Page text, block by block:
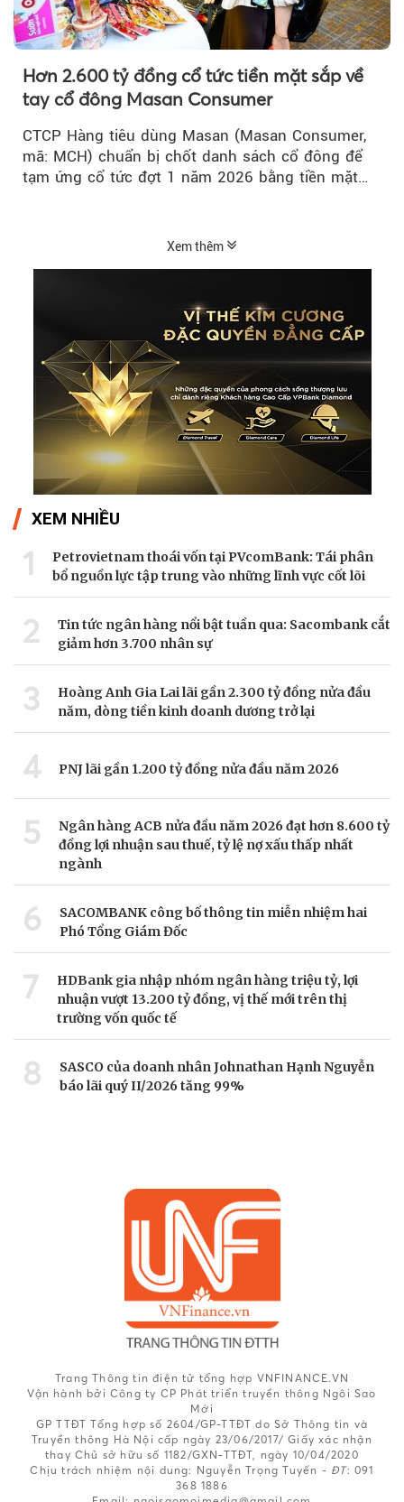
Hơn 2.600 tỷ đồng cổ tức tiền mặt sắp về
tay cổ đông Masan Consumer
CTCP Hàng tiêu dùng Masan (Masan Consumer,
mã: MCH) chuẩn bị chốt danh sách cổ đông để
tạm ứng cổ tức đợt 1 năm 2026 bằng tiền mặt
Xem thêm
XEM NHIỀU
1
Petrovietnam thoái vốn tại PVcomBank: Tái phân
bổ nguồn lực tập trung vào những lĩnh vực cốt lõi
2
Tin tức ngân hàng nổi bật tuần qua: Sacombank cắt
giảm hơn 3.700 nhân sự
3
Hoàng Anh Gia Lai lãi gần 2.300 tỷ đồng nửa đầu
năm, dòng tiền kinh doanh dương trở lại
4 PNJ lãi gần 1.200 tỷ đồng nửa đầu năm 2026
5
Ngân hàng ACB nửa đầu năm 2026 đạt hơn 8.600 tỷ
đồng lợi nhuận sau thuế, tỷ lệ nợ xấu thấp nhất
ngành
6
SACOMBANK công bố thông tin miễn nhiệm hai
Phó Tổng Giám Đốc
7
HDBank gia nhập nhóm ngân hàng triệu tỷ, lợi
nhuận vượt 13.200 tỷ đồng, vị thế mới trên thị
trường vốn quốc tế
8
SASCO của doanh nhân Johnathan Hạnh Nguyễn
báo lãi quý II/2026 tăng 99%
Trang Thông tin điện tử tổng hợp VNFINANCE.VN
Vận hành bởi Công ty CP Phát triển truyền thông Ngôi Sao
Mới
GP TTĐT Tổng hợp số 2604/GP-TTĐT do Sở Thông tin và
Truyền thông Hà Nội cấp ngày 23/06/2017/ Giấy xác nhận
thay Chủ sở hữu số 1182/GXN-TTĐT, ngày 10/04/2020
Chịu trách nhiệm nội dung: Nguyễn Trọng Tuyến - ĐT: 091
368 1886